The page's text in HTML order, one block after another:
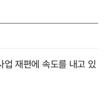
재편에 속도를 내고 있